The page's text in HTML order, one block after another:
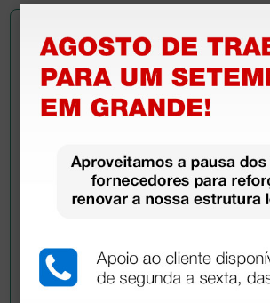
Pergunte a um colega
Ainda tem dúvidas?Necessita de mais